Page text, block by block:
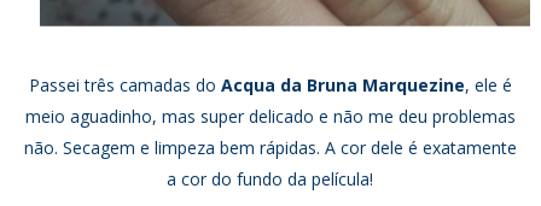
Passei três camadas do Acqua da Bruna Marquezine, ele é
meio aguadinho, mas super delicado e não me deu problemas
não. Secagem e limpeza bem rápidas. A cor dele é exatamente
a cor do fundo da película!